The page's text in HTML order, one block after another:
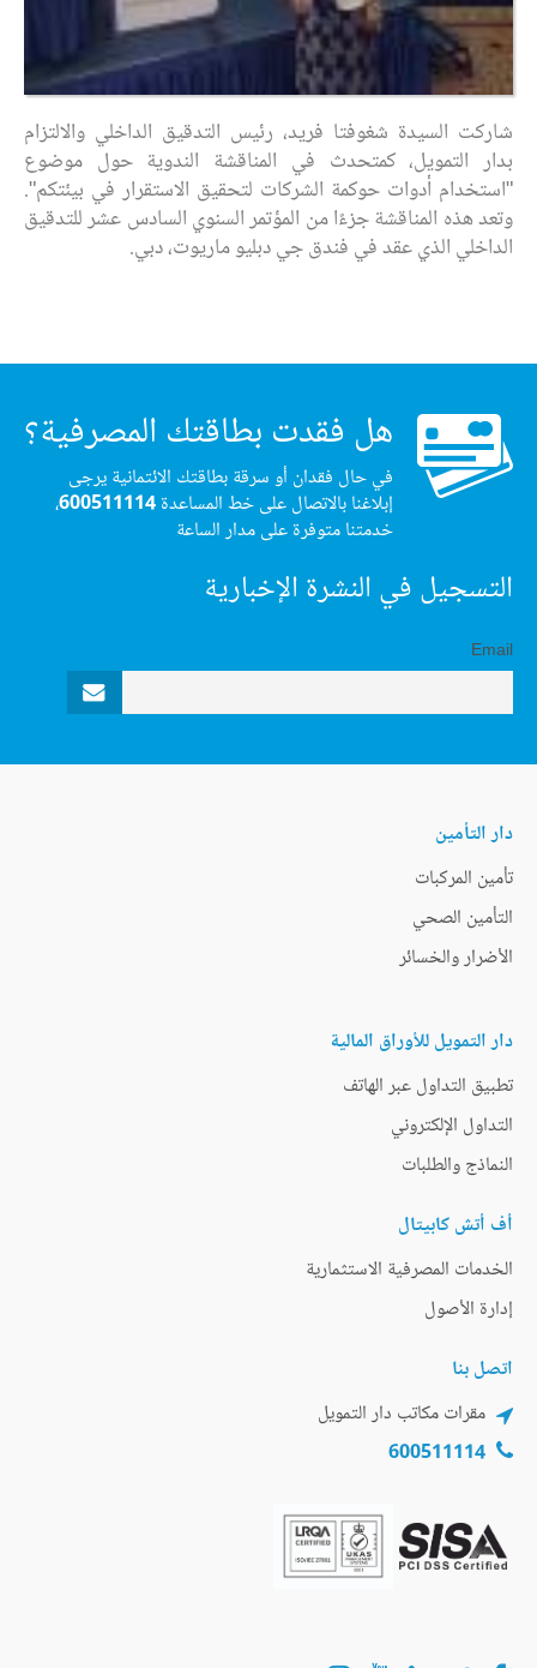
شاركت السيدة شغوفتا فريد، رئيس التدقيق الداخلي والالتزام
بدار التمويل، كمتحدث في المناقشة الندوية حول موضوع
"استخدام أدوات حوكمة الشركات لتحقيق الاستقرار في بيئتكم".
وتعد هذه المناقشة جزءًا من المؤتمر السنوي السادس عشر للتدقيق
الداخلي الذي عقد في فندق جي دبليو ماريوت، دبي.
هل فقدت بطاقتك المصرفية؟
في حال فقدان أو سرقة بطاقتك الائتمانية يرجى
إبلاغنا بالاتصال على خط المساعدة600511114،
خدمتنا متوفرة على مدار الساعة
التسجيل في النشرة الإخبارية
Email
دار التأمين
تأمين المركبات
التأمين الصحي
الأضرار والخسائر
دار التمويل للأوراق المالية
تطبيق التداول عبر الهاتف
التداول الإلكتروني
النماذج والطلبات
أف أتش كابيتال
الخدمات المصرفية الاستثمارية
إدارة الأصول
اتصل بنا
مقرات مكاتب دار التمويل
600511114